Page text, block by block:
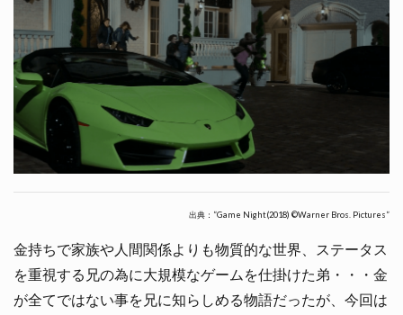
出典：”Game Night(2018) ©Warner Bros. Pictures”
金持ちで家族や人間関係よりも物質的な世界、ステータス
を重視する兄の為に大規模なゲームを仕掛けた弟・・・金
が全てではない事を兄に知らしめる物語だったが、今回は